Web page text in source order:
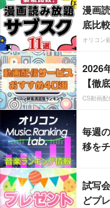
漫画
底比較
オリコン
2026
【徹
CS動画配
毎週
移を
試写
どプ